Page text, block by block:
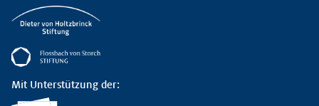
Mit Unterstützung der: